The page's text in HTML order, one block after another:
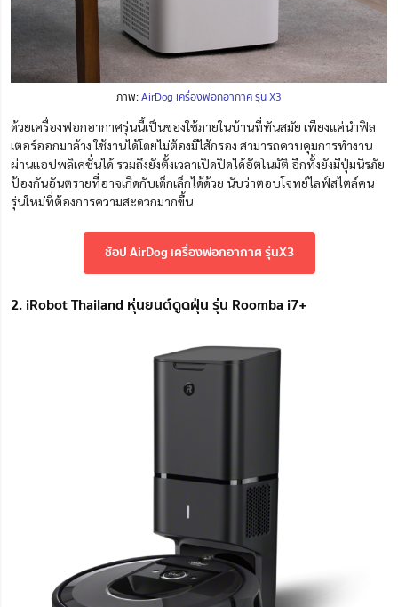
ภาพ:AirDog เครื่องฟอกอากาศ รุ่น X3
ด้วยเครื่องฟอกอากาศรุ่นนี้เป็นของใช้ภายในบ้านที่ทันสมัย เพียงแค่นำฟิล
เตอร์ออกมาล้าง ใช้งานได้โดยไม่ต้องมีไส้กรอง สามารถควบคุมการทำงาน
ผ่านแอปพลิเคชั่นได้ รวมถึงยังตั้งเวลาเปิดปิดได้อัตโนมัติ อีกทั้งยังมีปุ่มนิรภัย
ป้องกันอันตรายที่อาจเกิดกับเด็กเล็กได้ด้วย นับว่าตอบโจทย์ไลฟ์สไตล์คน
รุ่นใหม่ที่ต้องการความสะดวกมากขึ้น
ช้อป AirDog เครื่องฟอกอากาศ รุ่นX3
2. iRobot Thailand หุ่นยนต์ดูดฝุ่น รุ่น Roomba i7+